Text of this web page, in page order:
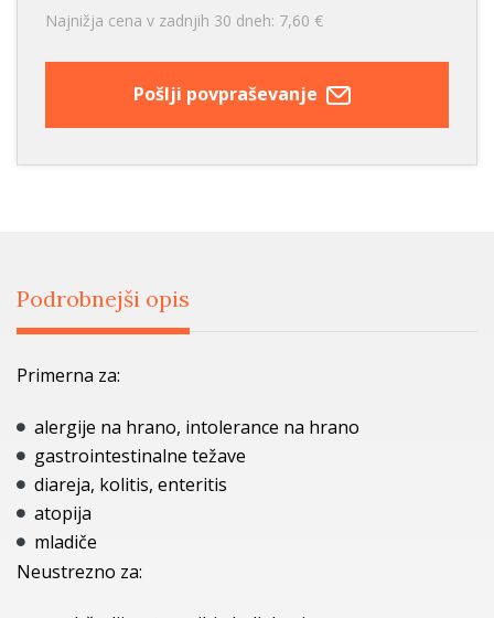
Najnižja cena v zadnjih 30 dneh: 7,60 €
Pošlji povpraševanje
Podrobnejši opis
Primerna za:
alergije na hrano, intolerance na hrano
gastrointestinalne težave
diareja, kolitis, enteritis
atopija
mladiče
Neustrezno za: